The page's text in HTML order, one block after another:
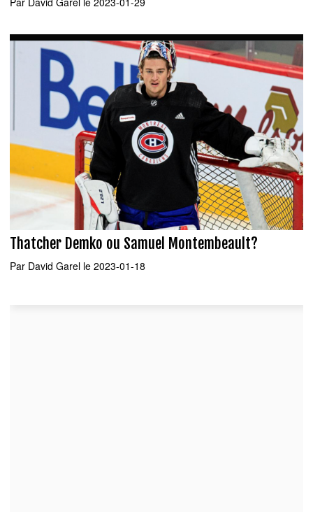
Thatcher Demko ou Samuel Montembeault?
Par David Garel le 2023-01-18